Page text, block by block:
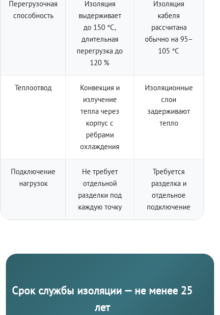
Перегрузочная
способность
Изоляция
выдерживает
до 150 °C,
длительная
перегрузка до
120 %
Изоляция
кабеля
рассчитана
обычно на 95–
105 °C
Теплоотвод
Конвекция и
излучение
тепла через
корпус с
рёбрами
охлаждения
Изоляционные
слои
задерживают
тепло
Подключение
нагрузок
Не требует
отдельной
разделки под
каждую точку
Требуется
разделка и
отдельное
подключение
Срок службы изоляции — не менее 25
лет